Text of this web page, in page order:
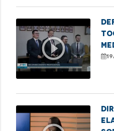
play_circle_outline